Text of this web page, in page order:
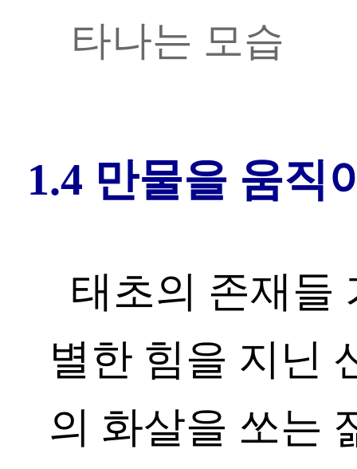
타나는 모습
1.4 만물을 움직
태초의 존재들
별한 힘을 지닌
의 화살을 쏘는